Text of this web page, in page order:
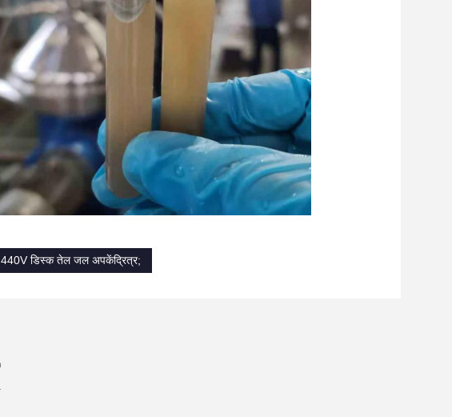
440V डिस्क तेल जल अपकेंद्रित्र;